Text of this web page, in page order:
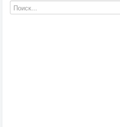
Музыка из мультфильмов